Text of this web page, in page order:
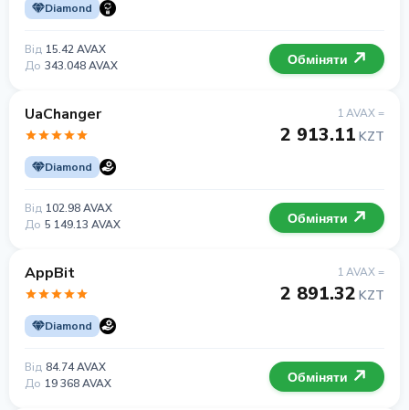
Diamond
Від 15.42 AVAX
До 343.048 AVAX Обміняти
UaChanger
Diamond
1 AVAX =
2 913.11 KZT
Від 102.98 AVAX
До 5 149.13 AVAX Обміняти
AppBit
Diamond
1 AVAX =
2 891.32 KZT
Від 84.74 AVAX
До 19 368 AVAX Обміняти